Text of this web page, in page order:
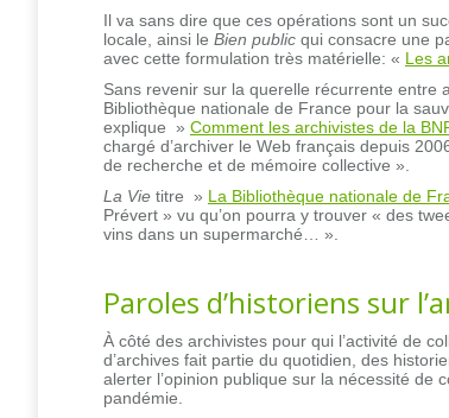
Il va sans dire que ces opérations sont un
locale, ainsi le Bien public qui consacre une
avec cette formulation très matérielle: « Les
Sans revenir sur la querelle récurrente entre
Bibliothèque nationale de France pour la
explique » Comment les archivistes de la
chargé d’archiver le Web français depuis
de recherche et de mémoire collective ».
La Vie titre » La Bibliothèque nationale de
Prévert » vu qu’on pourra y trouver « des
vins dans un supermarché… ».
Paroles d’historiens sur
À côté des archivistes pour qui l’activité de
d’archives fait partie du quotidien, des
alerter l’opinion publique sur la nécessité de
pandémie.